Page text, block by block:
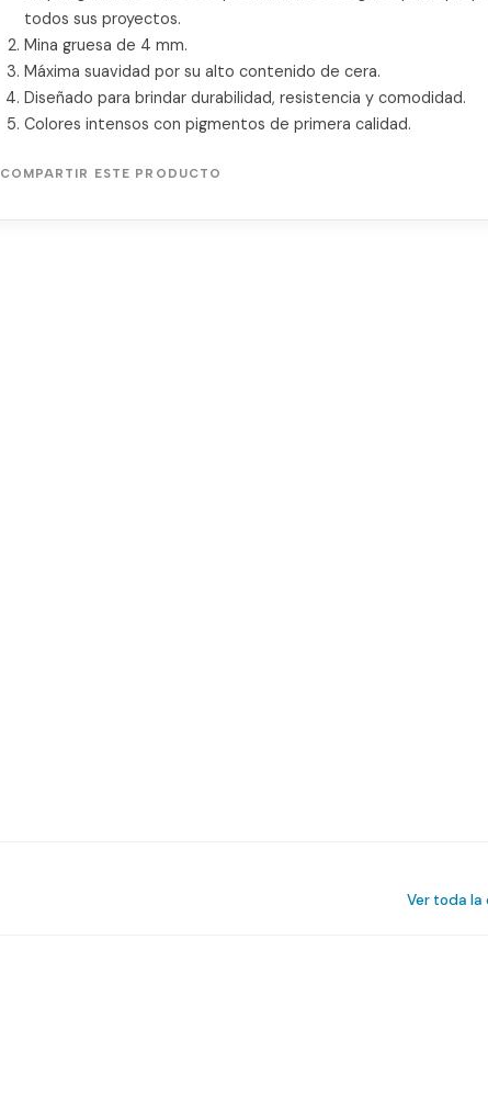
todos sus proyectos.
Mina gruesa de 4 mm.
Máxima suavidad por su alto contenido de cera.
Diseñado para brindar durabilidad, resistencia y comodidad.
Colores intensos con pigmentos de primera calidad.
COMPARTIR ESTE PRODUCTO
Ver toda